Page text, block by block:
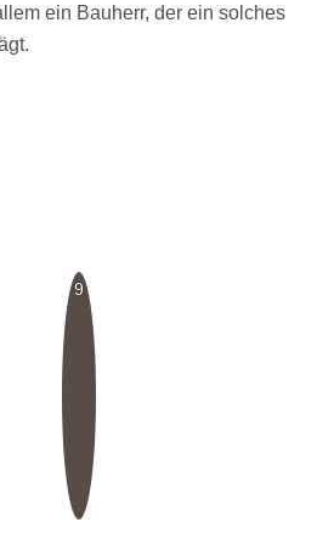
ein Bauherr, der ein solches
9